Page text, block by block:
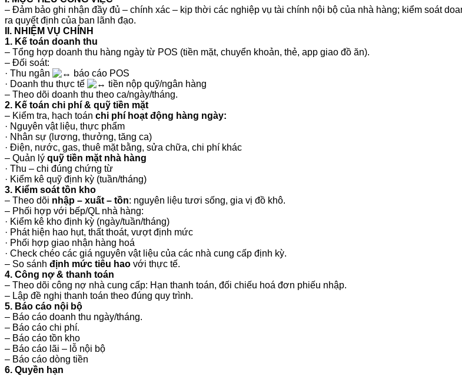
– Đảm bảo ghi nhận đầy đủ – chính xác – kịp thời các nghiệp vụ tài chính nội bộ của nhà hàng; kiểm soát
ra quyết định của ban lãnh đạo.
II. NHIỆM VỤ CHÍNH
1. Kế toán doanh thu
– Tổng hợp doanh thu hàng ngày từ POS (tiền mặt, chuyển khoản, thẻ, app giao đồ ăn).
– Đối soát:
· Thu ngân
báo cáo POS
· Doanh thu thực tế
tiền nộp quỹ/ngân hàng
– Theo dõi doanh thu theo ca/ngày/tháng.
2. Kế toán chi phí & quỹ tiền mặt
– Kiểm tra, hạch toán chi phí hoạt động hàng ngày:
· Nguyên vật liệu, thực phẩm
· Nhân sự (lương, thưởng, tăng ca)
· Điện, nước, gas, thuê mặt bằng, sửa chữa, chi phí khác
– Quản lý quỹ tiền mặt nhà hàng
· Thu – chi đúng chứng từ
· Kiểm kê quỹ định kỳ (tuần/tháng)
3. Kiểm soát tồn kho
– Theo dõi nhập – xuất – tồn: nguyên liệu tươi sống, gia vị đồ khô.
– Phối hợp với bếp/QL nhà hàng:
· Kiểm kê kho định kỳ (ngày/tuần/tháng)
· Phát hiện hao hụt, thất thoát, vượt định mức
· Phối hợp giao nhận hàng hoá
· Check chéo các giá nguyên vật liệu của các nhà cung cấp định kỳ.
– So sánh định mức tiêu hao với thực tế.
4. Công nợ & thanh toán
– Theo dõi công nợ nhà cung cấp: Hạn thanh toán, đối chiếu hoá đơn phiếu nhập.
– Lập đề nghị thanh toán theo đúng quy trình.
5. Báo cáo nội bộ
– Báo cáo doanh thu ngày/tháng.
– Báo cáo chi phí.
– Báo cáo tồn kho
– Báo cáo lãi – lỗ nội bộ
– Báo cáo dòng tiền
6. Quyền hạn